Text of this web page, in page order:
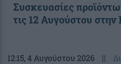
Συσκευασίες
τις 12 Αυγούστου στην
12:15, 4 Αυγούστου 2026 ||